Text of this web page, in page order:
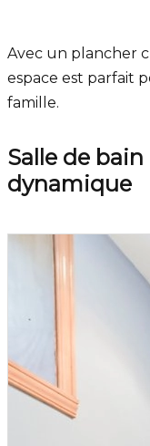
Avec un plancher
espace est parfait
famille.
Salle de
dynamique